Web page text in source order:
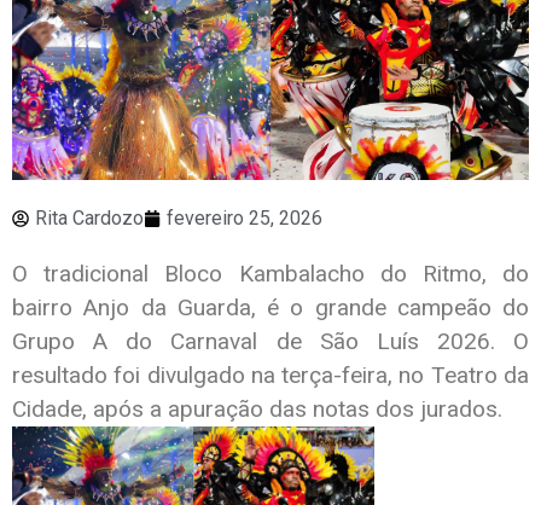
Rita Cardozo fevereiro 25, 2026
O tradicional Bloco Kambalacho do Ritmo, do
bairro Anjo da Guarda, é o grande campeão do
Grupo A do Carnaval de São Luís 2026. O
resultado foi divulgado na terça-feira, no Teatro da
Cidade, após a apuração das notas dos jurados.